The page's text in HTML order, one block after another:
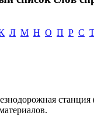
Л М Н О П Р С